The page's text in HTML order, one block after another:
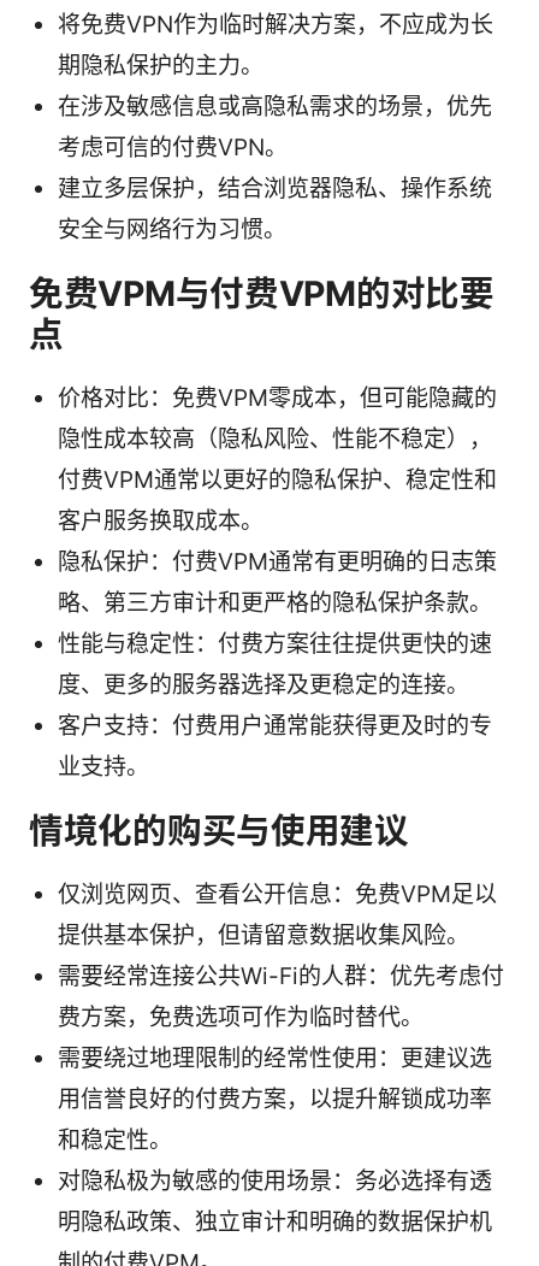
将免费VPN作为临时解决方案，不应成为长
期隐私保护的主力。
在涉及敏感信息或高隐私需求的场景，优先
考虑可信的付费VPN。
建立多层保护，结合浏览器隐私、操作系统
安全与网络行为习惯。
免费VPM与付费VPM的对比要
点
价格对比：免费VPM零成本，但可能隐藏的
隐性成本较高（隐私风险、性能不稳定），
付费VPM通常以更好的隐私保护、稳定性和
客户服务换取成本。
隐私保护：付费VPM通常有更明确的日志策
略、第三方审计和更严格的隐私保护条款。
性能与稳定性：付费方案往往提供更快的速
度、更多的服务器选择及更稳定的连接。
客户支持：付费用户通常能获得更及时的专
业支持。
情境化的购买与使用建议
仅浏览网页、查看公开信息：免费VPM足以
提供基本保护，但请留意数据收集风险。
需要经常连接公共Wi-Fi的人群：优先考虑付
费方案，免费选项可作为临时替代。
需要绕过地理限制的经常性使用：更建议选
用信誉良好的付费方案，以提升解锁成功率
和稳定性。
对隐私极为敏感的使用场景：务必选择有透
明隐私政策、独立审计和明确的数据保护机